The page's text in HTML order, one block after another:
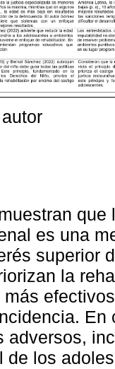
es una
superior
la
adversos,
de los